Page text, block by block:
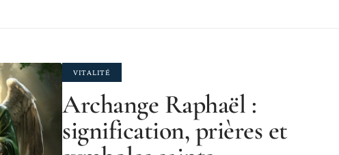
VITALITÉ
Archange Raphaël :
signification, prières et